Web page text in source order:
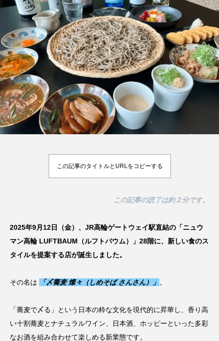
【2026年最新】注目の飲食店フ
ランチャイズブランド特集｜これ
から伸びるおすすめFC10選
2026.07.30
【hibana編集部注目！】飲食店
経営＆フードビジネス専用の商
品・サービス紹介｜2026年8月
2026.08.07
この記事のタイトルとURLをコピーする
この記事の読了は約２分です。
2025年9月12日（金）、JR高輪ゲートウェイ駅直結の「ニュウ
マン高輪 LUFTBAUM（ルフトバウム）」28階に、新しい食のス
タイルを提案する店が誕生しました。
その名は 「〆蕎麦 燦々（しめそば さんさん）」 。
「蕎麦で〆る」という日本の粋な文化を現代的に昇華し、香り高
い十割蕎麦とナチュラルワイン、日本酒、ホッピーといった多彩
なお酒を組み合わせて楽しめる新業態です。